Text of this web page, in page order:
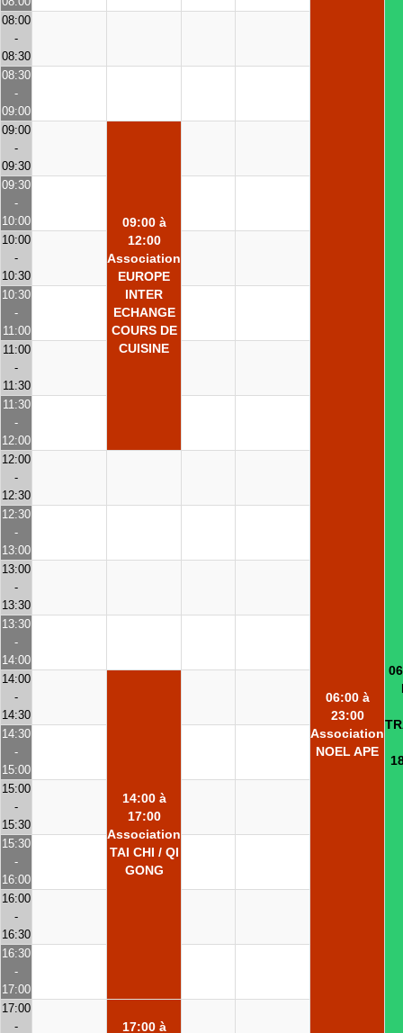
06:00 à
23:00
Association
NOEL APE
08:00
-
08:30
08:30
-
09:00
09:00
-
09:30
09:00 à
12:00
Association
EUROPE
INTER
ECHANGE
COURS DE
CUISINE
09:30
-
10:00
10:00
-
10:30
10:30
-
11:00
11:00
-
11:30
11:30
-
12:00
12:00
-
12:30
12:30
-
13:00
13:00
-
13:30
13:30
-
14:00
14:00
-
14:30
14:00 à
17:00
Association
TAI CHI / QI
GONG
14:30
-
15:00
15:00
-
15:30
15:30
-
16:00
16:00
-
16:30
16:30
-
17:00
17:00
-
17:00 à